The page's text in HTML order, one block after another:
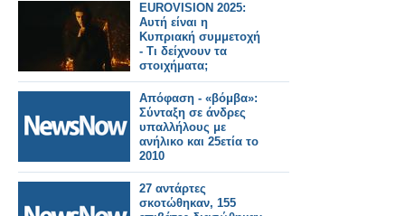
EUROVISION 2025:
Αυτή είναι η
Κυπριακή συμμετοχή
- Τι δείχνουν τα
στοιχήματα;
Απόφαση - «βόμβα»:
Σύνταξη σε άνδρες
υπαλλήλους με
ανήλικο και 25ετία το
2010
27 αντάρτες
σκοτώθηκαν, 155